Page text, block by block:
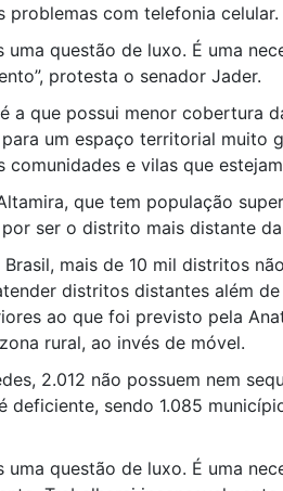
problemas com telefonia celular.
uma questão de luxo. É uma
protesta o senador Jader.
a que possui menor cobertura
um espaço territorial muito
comunidades e vilas que
que tem população
ser o distrito mais distante
mais de 10 mil distritos
distritos distantes além
ao que foi previsto pela
rural, ao invés de móvel.
2.012 não possuem nem
deficiente, sendo 1.085
uma questão de luxo. É uma